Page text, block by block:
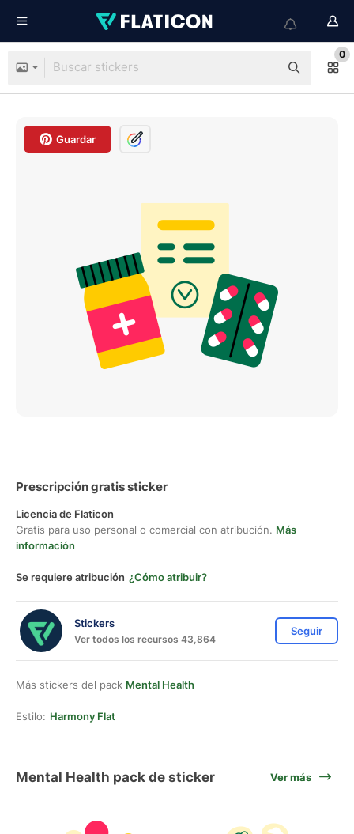
0
Guardar
Prescripción gratis sticker
Licencia de Flaticon
Gratis para uso personal o comercial con atribución. Más
información
Se requiere atribución ¿Cómo atribuir?
Stickers
Ver todos los recursos 43,864
Seguir
Más stickers del pack Mental Health
Estilo: Harmony Flat
Mental Health pack de sticker Ver más